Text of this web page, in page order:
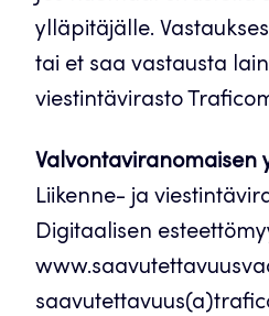
ylläpitäjälle.
tai et saa vastausta
viestintävirasto
Valvontaviranomaisen
Liikenne- ja
Digitaalisen